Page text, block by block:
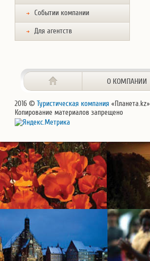
Событии компании
Для агентств
О КОМПАНИИ
2016 © Туристическая компания «Планета.kz»
Копирование материалов запрещено